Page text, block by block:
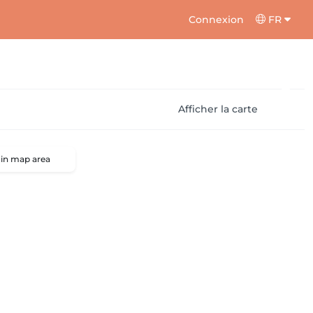
Connexion FR
Afficher la carte
map area